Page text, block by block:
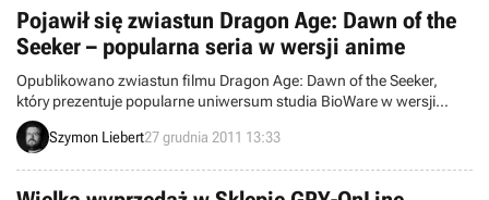
Pojawił się zwiastun Dragon Age: Dawn of the
Seeker – popularna seria w wersji anime
Opublikowano zwiastun filmu Dragon Age: Dawn of the Seeker,
który prezentuje popularne uniwersum studia BioWare w wersji
anime. Produkcja zostanie wydana w Japonii w lutym 2012 roku.
Szymon Liebert27 grudnia 2011 13:33